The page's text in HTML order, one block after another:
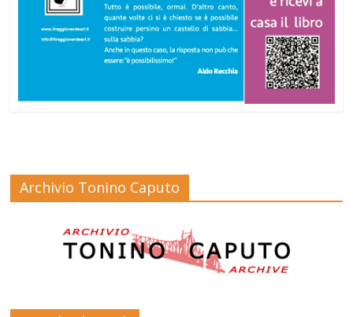
Archivio Tonino Caputo